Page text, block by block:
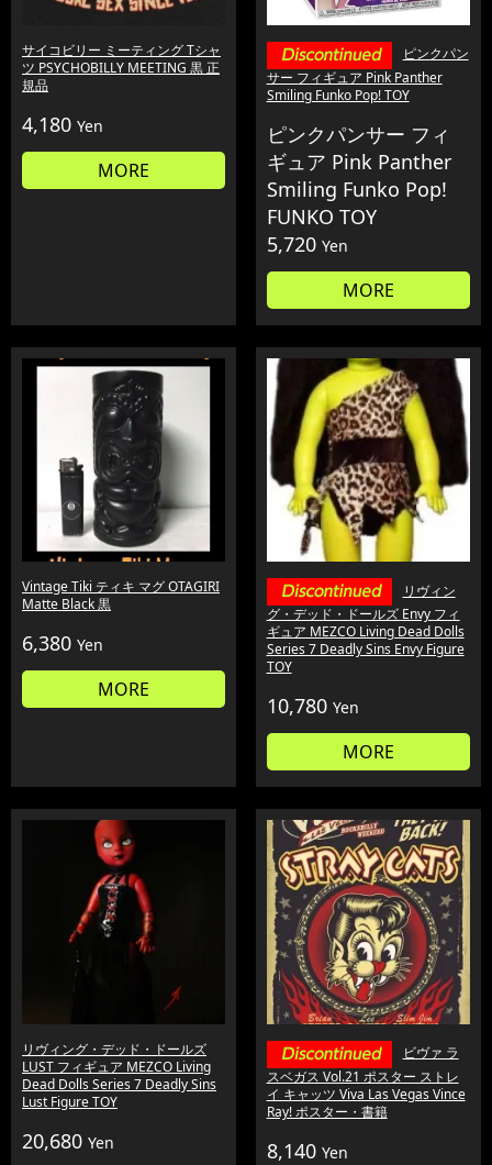
サイコビリー ミーティング Tシャ
ツ PSYCHOBILLY MEETING 黒 正
規品
4,180 Yen
MORE
ピンクパン
サー フィギュア Pink Panther
Smiling Funko Pop! TOY
ピンクパンサー フィ
ギュア Pink Panther
Smiling Funko Pop!
FUNKO TOY
5,720 Yen
MORE
Vintage Tiki ティキ マグ OTAGIRI
Matte Black 黒
6,380 Yen
MORE
リヴィン
グ・デッド・ドールズ Envy フィ
ギュア MEZCO Living Dead Dolls
Series 7 Deadly Sins Envy Figure
TOY
10,780 Yen
MORE
リヴィング・デッド・ドールズ
LUST フィギュア MEZCO Living
Dead Dolls Series 7 Deadly Sins
Lust Figure TOY
20,680 Yen
ビヴァ ラ
スベガス Vol.21 ポスター ストレ
イ キャッツ Viva Las Vegas Vince
Ray! ポスター・書籍
8,140 Yen